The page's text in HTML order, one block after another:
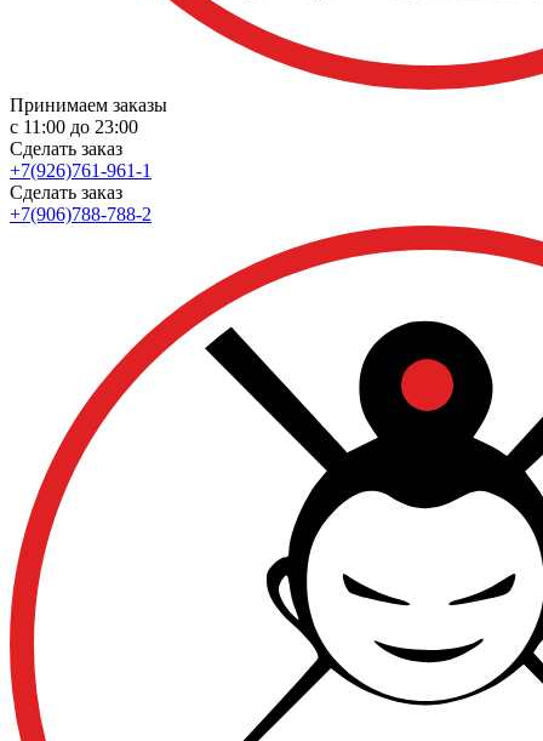
Принимаем заказы
с 11:00 до 23:00
Сделать заказ
+7(926)761-961-1
Сделать заказ
+7(906)788-788-2